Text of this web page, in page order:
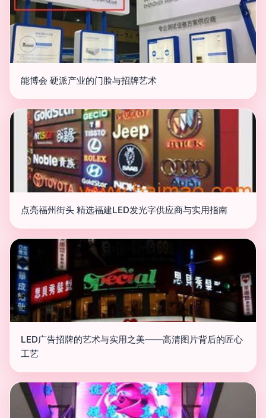
能博会 硬派产业的门脸与招牌艺术
点亮福州街头 精选福建LED发光字供应商与实用指南
LED广告招牌的艺术与实用之美——高清图片背后的匠心
工艺